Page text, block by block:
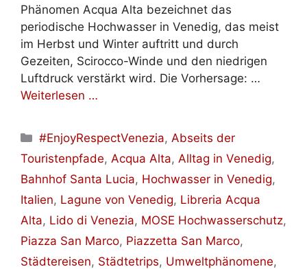
Phänomen Acqua Alta bezeichnet das
periodische Hochwasser in Venedig, das meist
im Herbst und Winter auftritt und durch
Gezeiten, Scirocco-Winde und den niedrigen
Luftdruck verstärkt wird. Die Vorhersage: …
Weiterlesen …
Kategorien
#EnjoyRespectVenezia,Abseits der
Touristenpfade, Acqua Alta, Alltag in Venedig,
Bahnhof Santa Lucia, Hochwasser in Venedig,
Italien, Lagune von Venedig, Libreria Acqua
Alta, Lido di Venezia, MOSE Hochwasserschutz,
Piazza San Marco, Piazzetta San Marco,
Städtereisen, Städtetrips, Umweltphänomene,